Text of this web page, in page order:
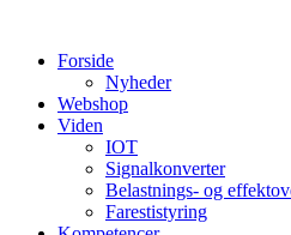
indholdForside
Nyheder
Webshop
Viden
IOT
Signalkonverter
Belastnings- og
Farestistyring